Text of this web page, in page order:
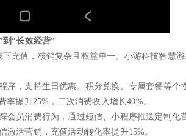
到“长效经营”
充值，核销复杂且权益单一。小游科技智慧
序，支持生日优惠、积分兑换、专属套餐等个
率提升25%，二次消费收入增长40%。
会员消费行为，通过短信、小程序推送定制化
激活营销，充值活动转化率提升15%。